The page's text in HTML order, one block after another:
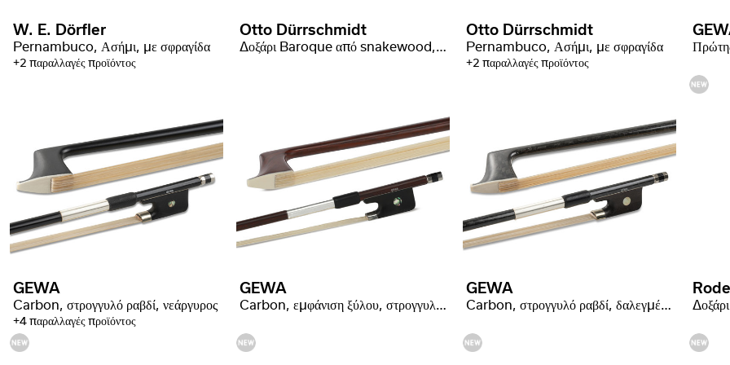
W. E. Dörfler
Pernambuco, Ασήμι, με σφραγίδα
+2 παραλλαγές προϊόντος
Otto Dürrschmidt
Δοξάρι Baroque από snakewood, στρογγυλό ραβδί, κεφαλή Swan
Otto Dürrschmidt
Pernambuco, Ασήμι, με σφραγίδα
+2 παραλλαγές προϊόντος
GEWA
Carbon, στρογγυλό ραβδί, νεάργυρος
+4 παραλλαγές προϊόντος
GEWA
Carbon, εμφάνιση ξύλου, στρογγυλό ραβδί, νεάργυρος
GEWA
Carbon, στρογγυλό ραβδί, δαλεγμένη ποιότητα